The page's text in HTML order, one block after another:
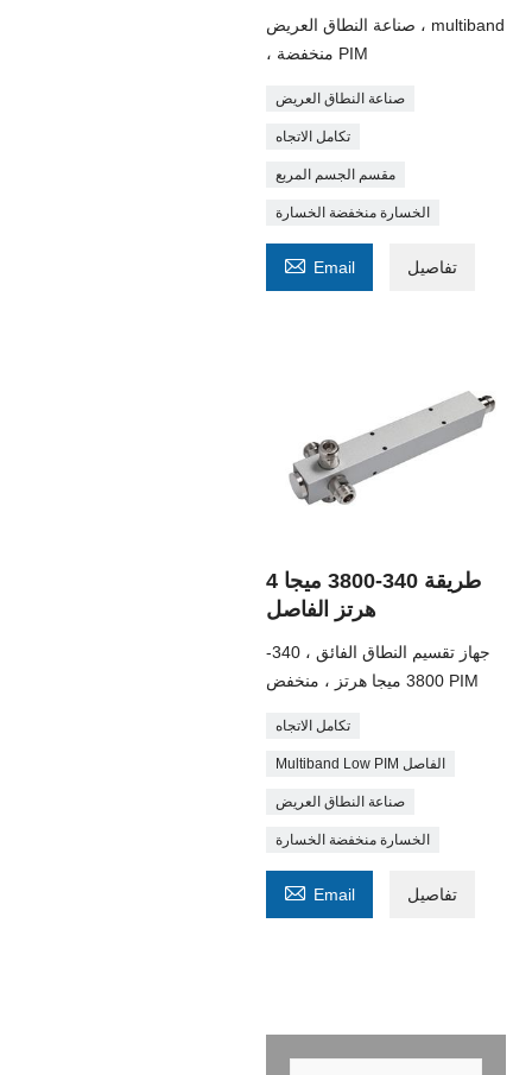
صناعة النطاق العريض ، multiband
، منخفضة PIM
صناعة النطاق العريض
تكامل الاتجاه
مقسم الجسم المربع
الخسارة منخفضة الخسارة
 Email تفاصيل
4 طريقة 340-3800 ميجا
هرتز الفاصل
جهاز تقسيم النطاق الفائق ، 340-
3800 ميجا هرتز ، منخفض PIM
تكامل الاتجاه
Multiband Low PIM الفاصل
صناعة النطاق العريض
الخسارة منخفضة الخسارة
 Email تفاصيل